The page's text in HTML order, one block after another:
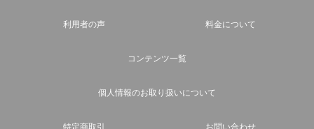
利用者の声 料金について
コンテンツ一覧
個人情報のお取り扱いについて
特定商取引 お問い合わせ